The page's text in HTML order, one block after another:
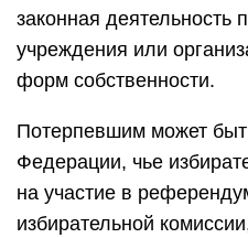
законная деятельность
учреждения или
форм собственности.
Потерпевшим может
Федерации, чье
на участие в
избирательной